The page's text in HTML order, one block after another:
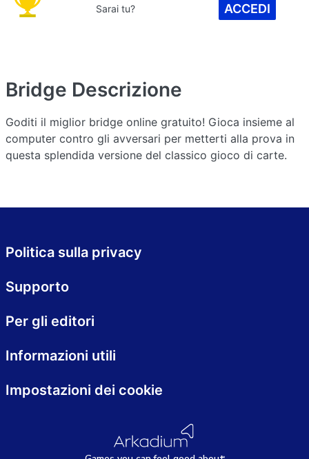
Sarai tu? ACCEDI
Bridge Descrizione
Goditi il miglior bridge online gratuito! Gioca insieme al
computer contro gli avversari per metterti alla prova in
questa splendida versione del classico gioco di carte.
Politica sulla privacy
Supporto
Per gli editori
Informazioni utili
Impostazioni dei cookie